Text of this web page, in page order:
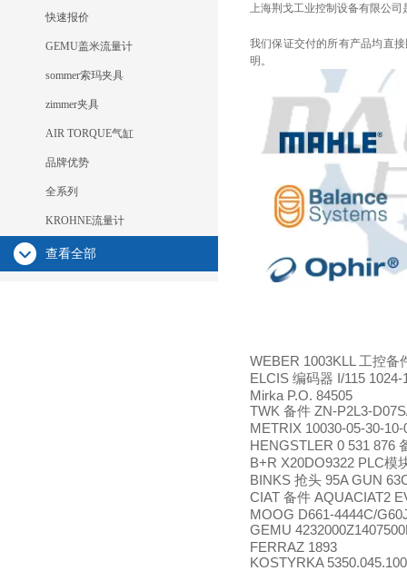
快速报价
GEMU盖米流量计
sommer索玛夹具
zimmer夹具
AIR TORQUE气缸
品牌优势
全系列
KROHNE流量计
查看全部
上海荆戈工业控制设备有限公
我们保证交付的所有产品均直
明。
WEBER 1003KLL 工控备
ELCIS 编码器 I/115
Mirka P.O. 84505
TWK 备件 ZN-P2L3-
METRIX 10030-05-30-
HENGSTLER 0 531 876
B+R X20DO9322 PLC模
BINKS 抢头 95A GUN
CIAT 备件 AQUACIAT2
MOOG D661-4444C/
GEMU
FERRAZ 1893
KOSTYRKA